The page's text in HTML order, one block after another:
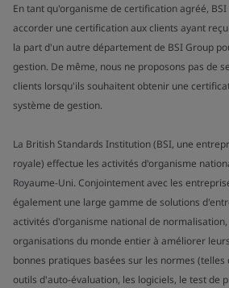
En tant qu'organisme de certification agréé,
accorder une certification aux clients ayant
la part d'un autre département de BSI Group
gestion. De même, nous ne proposons pas de
clients lorsqu'ils souhaitent obtenir une
système de gestion.
La British Standards Institution (BSI, une
royale) effectue les activités d'organisme
Royaume-Uni. Conjointement avec les
également une large gamme de solutions
activités d'organisme national de
organisations du monde entier à améliorer
bonnes pratiques basées sur les normes
outils d'auto-évaluation, les logiciels, le test de